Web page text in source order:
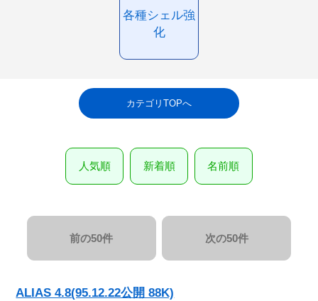
各種シェル強
化
カテゴリTOPへ
人気順 新着順 名前順
前の50件 次の50件
ALIAS 4.8(95.12.22公開 88K)